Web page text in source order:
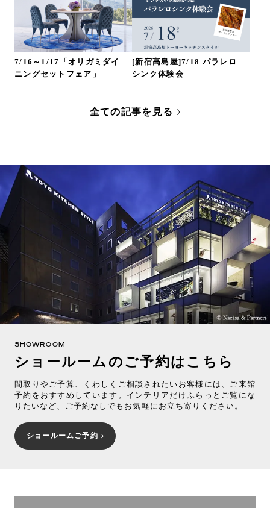
7/16～1/17「オリガミダイ
ニングセットフェア」
[新宿高島屋]7/18 パラレロ
シンク体験会
全ての記事を見る
SHOWROOM
ショールームのご予約はこちら
間取りやご予算、くわしくご相談されたいお客様には、ご来館
予約をおすすめしています。インテリアだけふらっとご覧にな
りたいなど、ご予約なしでもお気軽にお立ち寄りください。
ショールームご予約